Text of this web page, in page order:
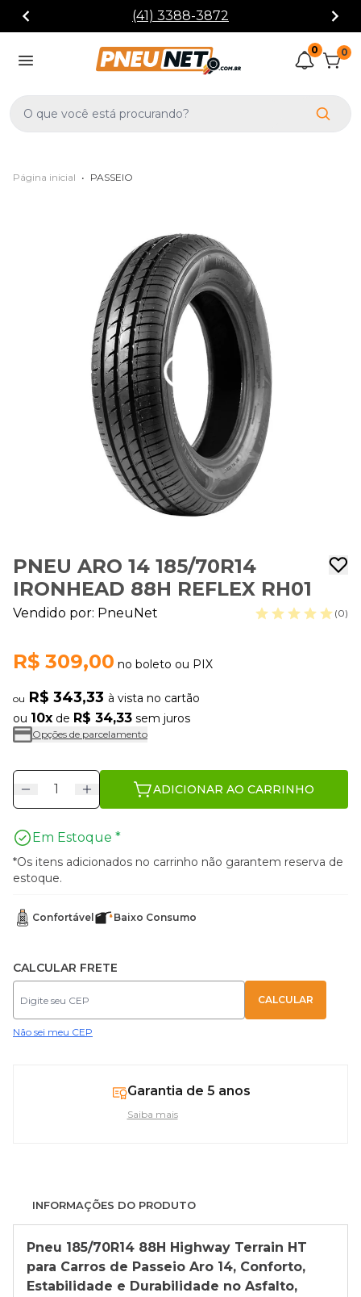
(41) 3388-3872
0 0
Página inicial • PASSEIO
PNEU ARO 14 185/70R14
IRONHEAD 88H REFLEX RH01
Vendido por: PneuNet (0)
R$ 309,00 no boleto ou PIX
ou R$ 343,33 à vista no cartão
ou 10x de R$ 34,33 sem juros
Opções de parcelamento
ADICIONAR AO CARRINHO
Em Estoque *
*Os itens adicionados no carrinho não garantem reserva de
estoque.
Confortável Baixo Consumo
CALCULAR FRETE
Não sei meu CEP
Garantia de 5 anos
Saiba mais
INFORMAÇÕES DO PRODUTO
Pneu 185/70R14 88H Highway Terrain HT
para Carros de Passeio Aro 14, Conforto,
Estabilidade e Durabilidade no Asfalto,